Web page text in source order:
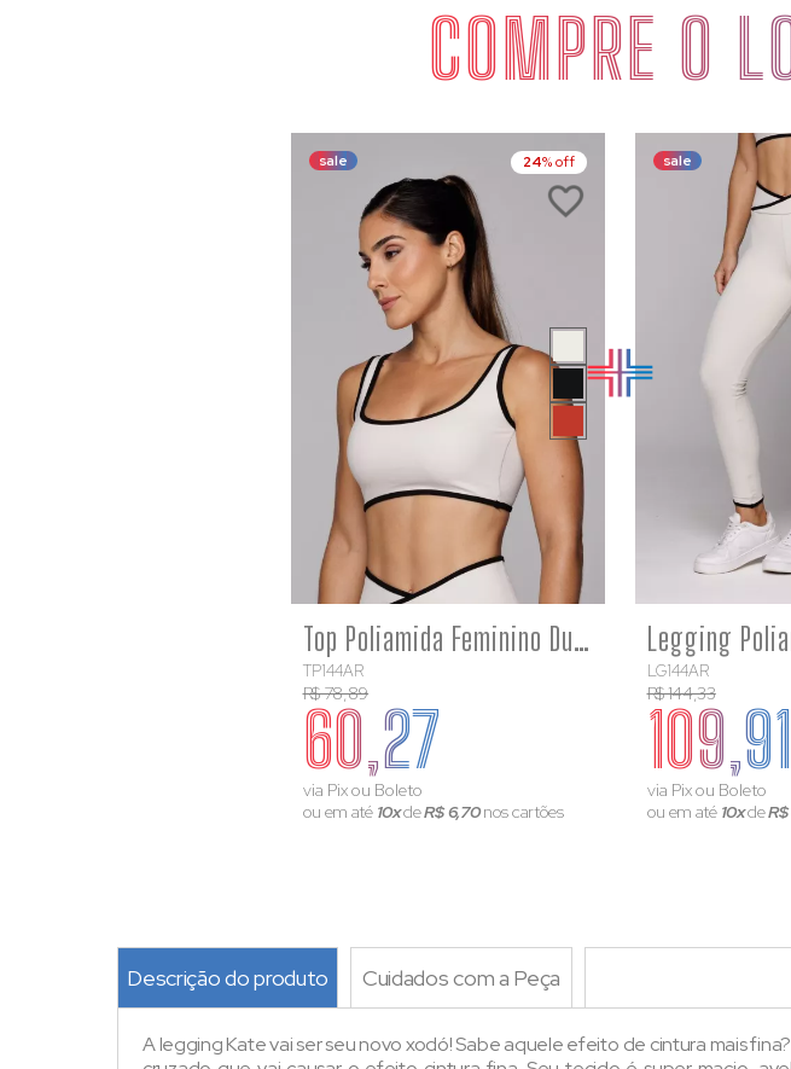
COMPRE O
sale 24% off
Top Poliamida Feminino Duas Cores Esportivo Alta Sustentação Kate
TP144AR
R$ 78,89
60,27
via Pix ou Boleto
ou em até 10xdeR$ 6,70nos cartões
COMPRE
sale
LG144AR
R$ 144,33
109,91
via Pix ou Boleto
ou em até 10xdeR$
Descrição do produto Cuidados com a Peça
A legging Kate vai ser seu novo xodó! Sabe aquele efeito de cintura mais